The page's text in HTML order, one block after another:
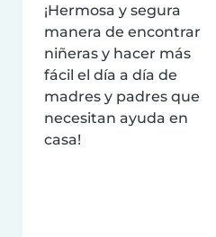
¡Hermosa y segura
manera de encontrar
niñeras y hacer más
fácil el día a día de
madres y padres que
necesitan ayuda en
casa!